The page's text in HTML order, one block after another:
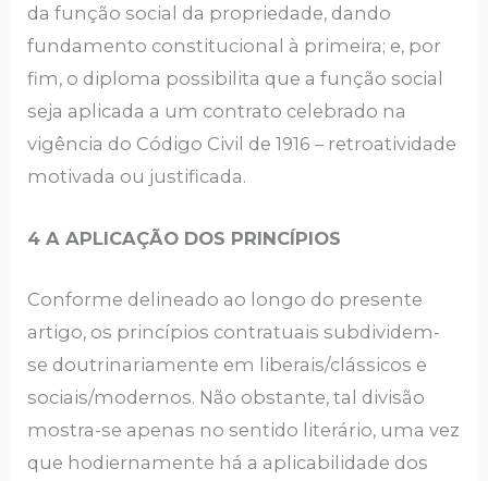
da função social da propriedade, dando
fundamento constitucional à primeira; e, por
fim, o diploma possibilita que a função social
seja aplicada a um contrato celebrado na
vigência do Código Civil de 1916 – retroatividade
motivada ou justificada.
4 A APLICAÇÃO DOS PRINCÍPIOS
Conforme delineado ao longo do presente
artigo, os princípios contratuais subdividem-
se doutrinariamente em liberais/clássicos e
sociais/modernos. Não obstante, tal divisão
mostra-se apenas no sentido literário, uma vez
que hodiernamente há a aplicabilidade dos